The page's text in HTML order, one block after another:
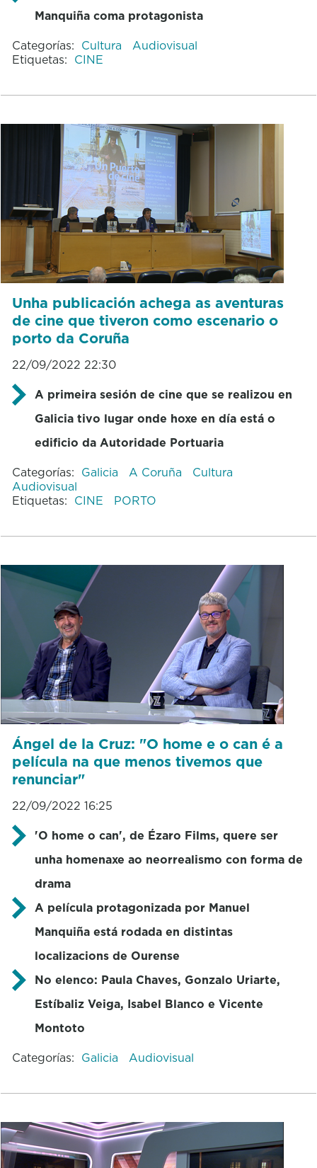
Manquiña coma protagonista
Categorías: Cultura
Audiovisual
Etiquetas: CINE
Unha publicación achega as aventuras
de cine que tiveron como escenario o
porto da Coruña
22/09/2022 22:30
A primeira sesión de cine que se realizou en
Galicia tivo lugar onde hoxe en día está o
edificio da Autoridade Portuaria
Categorías: Galicia A Coruña
Cultura
Audiovisual
Etiquetas: CINE PORTO
Ángel de la Cruz: "O home e o can é a
película na que menos tivemos que
renunciar"
22/09/2022 16:25
'O home o can', de Ézaro Films, quere ser
unha homenaxe ao neorrealismo con forma de
drama
A película protagonizada por Manuel
Manquiña está rodada en distintas
localizacions de Ourense
No elenco: Paula Chaves, Gonzalo Uriarte,
Estíbaliz Veiga, Isabel Blanco e Vicente
Montoto
Categorías: Galicia Audiovisual